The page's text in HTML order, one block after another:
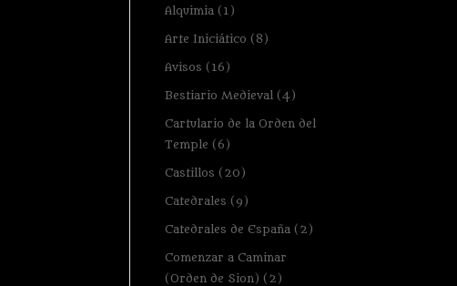
Alquimia (1)
Arte Iniciático (8)
Avisos (16)
Bestiario Medieval (4)
Cartulario de la Orden del
Temple (6)
Castillos (20)
Catedrales (9)
Catedrales de España (2)
Comenzar a Caminar
(Orden de Sion) (2)